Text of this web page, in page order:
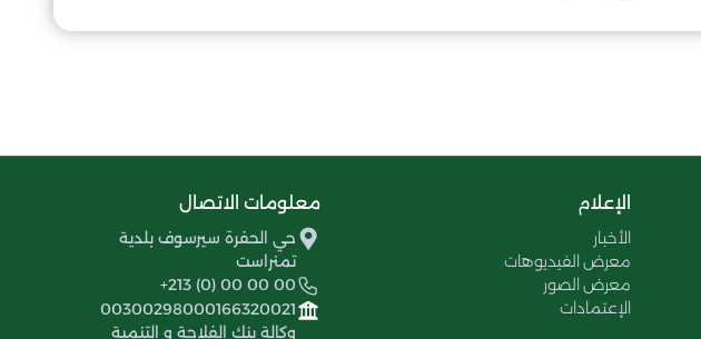
الإعلام
الأخبار
معرض الفيديوهات
معرض الصور
الإعتمادات
معلومات الاتصال
حي الحفرة سيرسوف بلدية
تمنراست
+213 (0) 00 00 00
00300298000166320021
وكالة بنك الفلاحة و التنمية